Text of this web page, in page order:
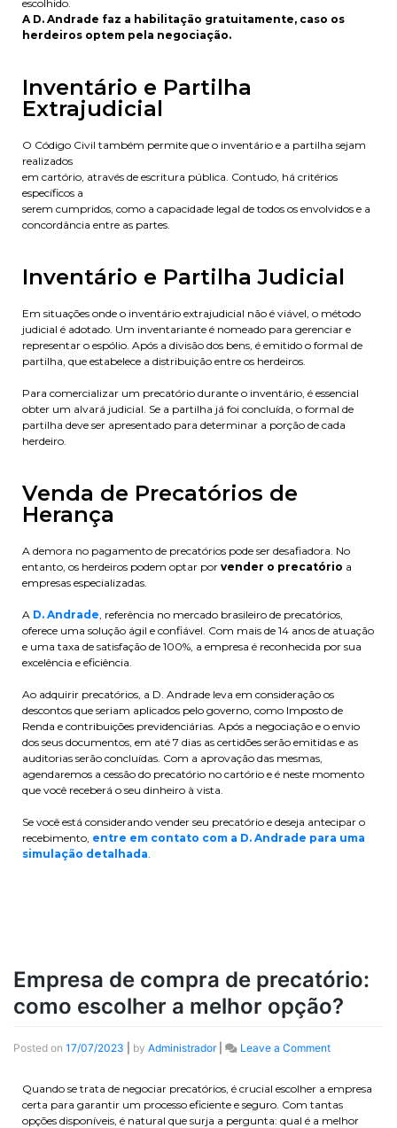
escolhido.
A D. Andrade faz a habilitação gratuitamente, caso os
herdeiros optem pela negociação.
Inventário e Partilha
Extrajudicial
O Código Civil também permite que o inventário e a partilha sejam
realizados
em cartório, através de escritura pública. Contudo, há critérios
específicos a
serem cumpridos, como a capacidade legal de todos os envolvidos e a
concordância entre as partes.
Inventário e Partilha Judicial
Em situações onde o inventário extrajudicial não é viável, o método
judicial é adotado. Um inventariante é nomeado para gerenciar e
representar o espólio. Após a divisão dos bens, é emitido o formal de
partilha, que estabelece a distribuição entre os herdeiros.
Para comercializar um precatório durante o inventário, é essencial
obter um alvará judicial. Se a partilha já foi concluída, o formal de
partilha deve ser apresentado para determinar a porção de cada
herdeiro.
Venda de Precatórios de
Herança
A demora no pagamento de precatórios pode ser desafiadora. No
entanto, os herdeiros podem optar por vender o precatório a
empresas especializadas.
A D. Andrade , referência no mercado brasileiro de precatórios,
oferece uma solução ágil e confiável. Com mais de 14 anos de atuação
e uma taxa de satisfação de 100%, a empresa é reconhecida por sua
excelência e eficiência.
Ao adquirir precatórios, a D. Andrade leva em consideração os
descontos que seriam aplicados pelo governo, como Imposto de
Renda e contribuições previdenciárias. Após a negociação e o envio
dos seus documentos, em até 7 dias as certidões serão emitidas e as
auditorias serão concluídas. Com a aprovação das mesmas,
agendaremos a cessão do precatório no cartório e é neste momento
que você receberá o seu dinheiro à vista.
Se você está considerando vender seu precatório e deseja antecipar o
recebimento, entre em contato com a D. Andrade para uma
simulação detalhada
Empresa de compra de precatório:
como escolher a melhor opção?
Posted on 17/07/2023 by Administrador| Leave a Comment
Quando se trata de negociar precatórios, é crucial escolher a empresa
certa para garantir um processo eficiente e seguro. Com tantas
opções disponíveis, é natural que surja a pergunta: qual é a melhor